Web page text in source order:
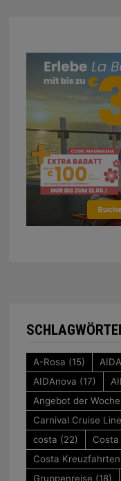
A-Rosa (15) AIDA
AIDAnova (17)
Angebot der Woche
Carnival Cruise Line
costa (22) Costa
Costa Kreuzfahrten
Gruppenreise (18)